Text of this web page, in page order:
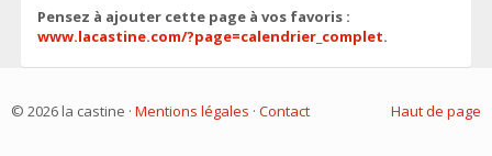
Pensez à ajouter cette page à vos favoris :
www.lacastine.com/?page=calendrier_complet.
Haut de page
© 2026 la castine · Mentions légales · Contact